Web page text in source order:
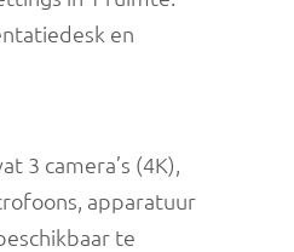
en
3 camera’s (4K),
apparatuur
te